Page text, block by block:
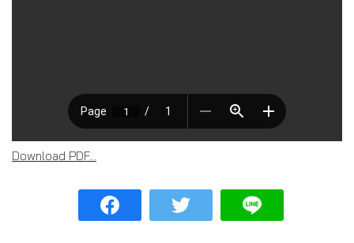
Download PDF...